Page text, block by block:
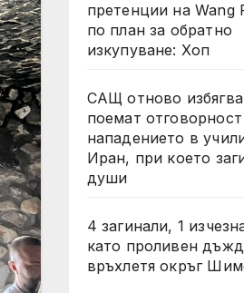
претенции на Wang
по план за обратно
изкупуване: Хоп
САЩ отново
поемат отговорност
нападението в
Иран, при което
души
4 загинали, 1
като проливен дъжд
връхлетя окръг